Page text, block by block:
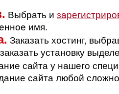
Выбрать и
имя.
Заказать хостинг,
установку
сайта у нашего
сайта любой